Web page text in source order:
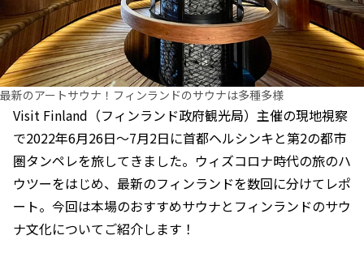
最新のアートサウナ！フィンランドのサウナは多種多様
Visit Finland（フィンランド政府観光局）主催の現地視察
で2022年6月26日～7月2日に首都ヘルシンキと第2の都市
圏タンペレを旅してきました。ウィズコロナ時代の旅のハ
ウツーをはじめ、最新のフィンランドを数回に分けてレポ
ート。今回は本場のおすすめサウナとフィンランドのサウ
ナ文化についてご紹介します！